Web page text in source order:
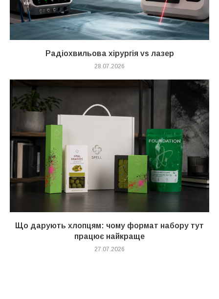
Радіохвильова хірургія vs лазер
28.07.2026
Що дарують хлопцям: чому формат набору тут
працює найкраще
27.07.2026